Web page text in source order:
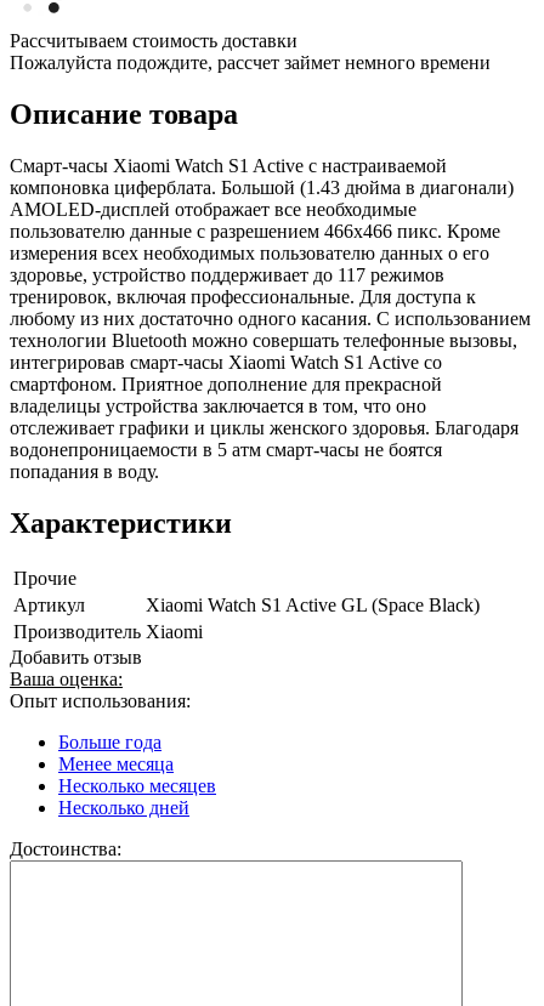
Рассчитываем стоимость доставки
Пожалуйста подождите, рассчет займет немного времени
Описание товара
Смарт-часы Xiaomi Watch S1 Active с настраиваемой
компоновка циферблата. Большой (1.43 дюйма в диагонали)
AMOLED-дисплей отображает все необходимые
пользователю данные с разрешением 466x466 пикс. Кроме
измерения всех необходимых пользователю данных о его
здоровье, устройство поддерживает до 117 режимов
тренировок, включая профессиональные. Для доступа к
любому из них достаточно одного касания. С использованием
технологии Bluetooth можно совершать телефонные вызовы,
интегрировав смарт-часы Xiaomi Watch S1 Active со
смартфоном. Приятное дополнение для прекрасной
владелицы устройства заключается в том, что оно
отслеживает графики и циклы женского здоровья. Благодаря
водонепроницаемости в 5 атм смарт-часы не боятся
попадания в воду.
Характеристики
Прочие
Артикул
Xiaomi Watch S1 Active GL (Space Black)
Производитель Xiaomi
Добавить отзыв
Ваша оценка:
Опыт использования:
Больше года
Менее месяца
Несколько месяцев
Несколько дней
Достоинства: